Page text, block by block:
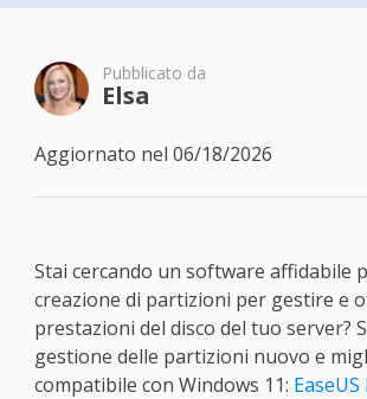
Pubblicato da
Elsa
Aggiornato nel 06/18/2026
Stai cercando un software affidabile
creazione di partizioni per gestire e
prestazioni del disco del tuo server?
gestione delle partizioni nuovo e
compatibile con Windows 11: